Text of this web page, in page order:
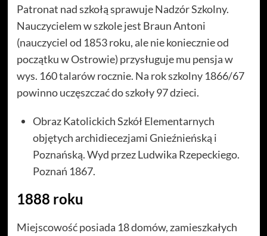
Patronat nad szkołą sprawuje Nadzór Szkolny.
Nauczycielem w szkole jest Braun Antoni
(nauczyciel od 1853 roku, ale nie koniecznie od
początku w Ostrowie) przysługuje mu pensja w
wys. 160 talarów rocznie. Na rok szkolny 1866/67
powinno uczęszczać do szkoły 97 dzieci.
Obraz Katolickich Szkół Elementarnych
objętych archidiecezjami Gnieźnieńską i
Poznańską. Wyd przez Ludwika Rzepeckiego.
Poznań 1867.
1888 roku
Miejscowość posiada 18 domów, zamieszkałych